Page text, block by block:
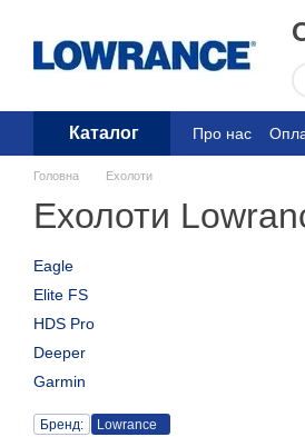
Каталог Про нас
Головна Ехолоти
Ехолоти
Eagle
Elite FS
HDS Pro
Deeper
Garmin
Бренд:
Lowrance